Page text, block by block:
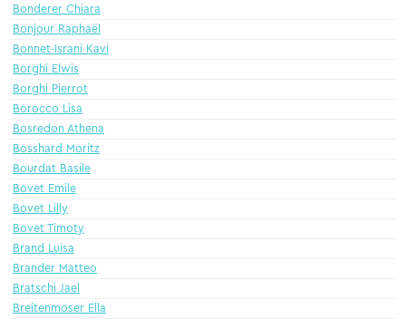
Bonderer Chiara
Bonjour Raphaël
Bonnet-Israni Kavi
Borghi Elwis
Borghi Pierrot
Borocco Lisa
Bosredon Athena
Bosshard Moritz
Bourdat Basile
Bovet Emile
Bovet Lilly
Bovet Timoty
Brand Luisa
Brander Matteo
Bratschi Jael
Breitenmoser Ella